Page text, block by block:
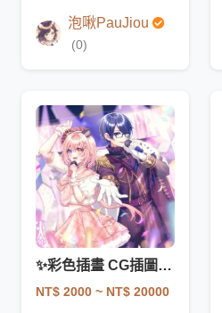
泡啾PauJiou
(0)
✨彩色插畫 CG插圖 日系 少女 古風 夢向
NT$ 2000 ~ NT$ 20000